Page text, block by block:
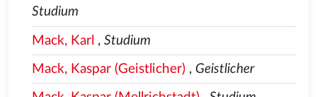
Studium
Mack, Karl , Studium
Mack, Kaspar (Geistlicher), Geistlicher